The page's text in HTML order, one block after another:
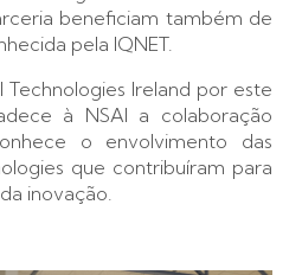
beneficiam também de
pela IQNET.
Technologies Ireland por este
à NSAI a colaboração
o envolvimento das
que contribuíram para
inovação.